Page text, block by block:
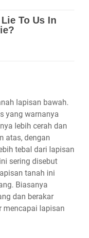
lapisan bawah.
yang warnanya
lebih cerah dan
atas, dengan
tebal dari lapisan
sering disebut
tanah ini
Biasanya
dan berakar
mencapai lapisan